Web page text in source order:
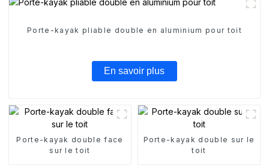
Porte-kayak pliable double en aluminium pour toit
En savoir plus
Porte-kayak double face
sur le toit
Porte-kayak double sur le
toit